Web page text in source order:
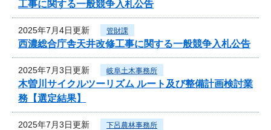
工事に関する一般競争入札公告
2025年7月4日更新 管財課
西濃総合庁舎天井改修工事に関する一般競争入札公告
2025年7月3日更新 岐阜土木事務所
木曽川サイクルツーリズム ルート及び整備計画検討業
務【選定結果】
2025年7月3日更新 下呂農林事務所